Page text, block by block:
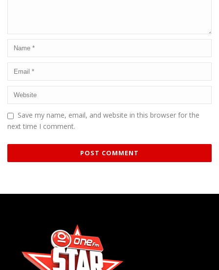
Save my name, email, and website in this browser for the
next time I comment.